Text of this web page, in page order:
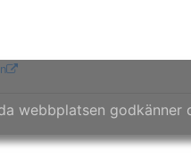
webbplatsen